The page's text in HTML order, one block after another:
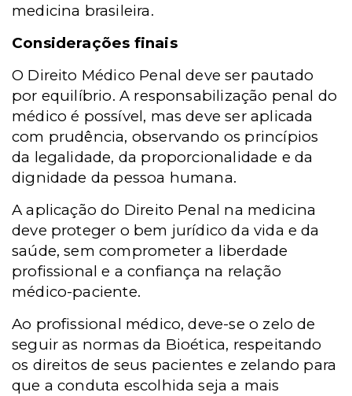
medicina brasileira.
Considerações finais
O Direito Médico Penal deve ser pautado
por equilíbrio. A responsabilização penal do
médico é possível, mas deve ser aplicada
com prudência, observando os princípios
da legalidade, da proporcionalidade e da
dignidade da pessoa humana.
A aplicação do Direito Penal na medicina
deve proteger o bem jurídico da vida e da
saúde, sem comprometer a liberdade
profissional e a confiança na relação
médico-paciente.
Ao profissional médico, deve-se o zelo de
seguir as normas da Bioética, respeitando
os direitos de seus pacientes e zelando para
que a conduta escolhida seja a mais